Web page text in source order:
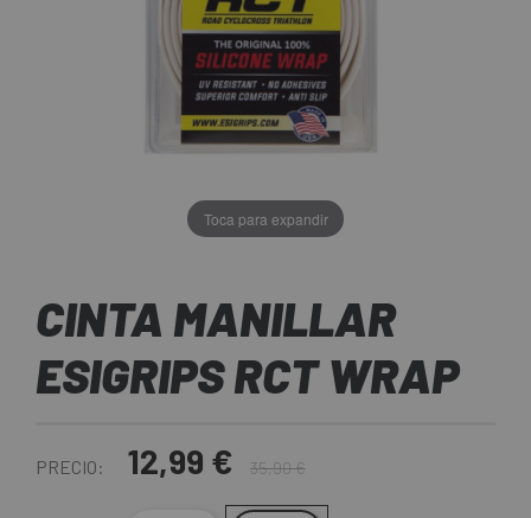
Toca para expandir
CINTA MANILLAR
ESIGRIPS RCT WRAP
PRECIO: 12,99 € 35,90 €